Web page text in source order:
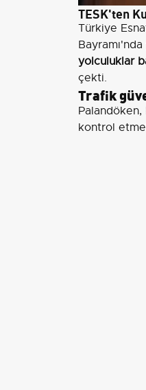
TESK'ten
Türkiye
yolculuklar
çekti.
Trafik
kontrol